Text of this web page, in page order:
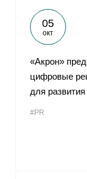
05
окт
«Акрон»
цифровые
для
#PR